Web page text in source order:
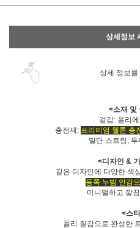
상세정보
상세 정보를
<소재 및
겉감: 폴리
충전재: 프리미엄 웰론 충
밀단 스트링,
<디자인 &
같은 디자인에 다양한 색
등쪽 누빔 안감
미니멀하고 깔
<스
폴리 질감으로 완성한